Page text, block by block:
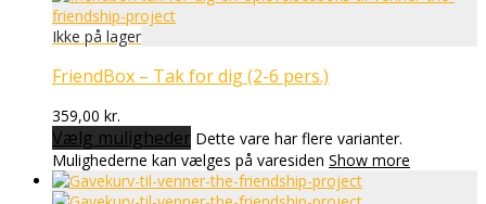
FriendBox – Tak for dig (2-6 pers.)
359,00 kr.
Vælg muligheder Dette vare har flere varianter.
Mulighederne kan vælges på varesiden Show more